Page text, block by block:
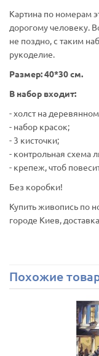
Картина по номерам
дорогому человеку.
не поздно, с таким
рукоделие.
Размер: 40*30 см.
В набор входит:
- холст на
- набор красок;
- 3 кисточки;
- контрольная схема
- крепеж, чтоб
Без коробки!
Купить живопись по
городе Киев,
Похожие